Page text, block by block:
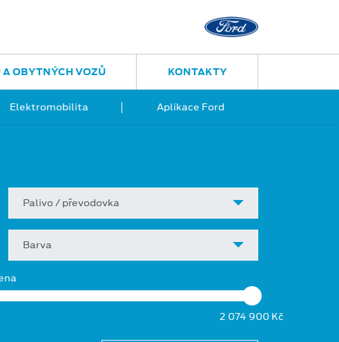
Elektromobilita Aplikace Ford
OBYTNÝCH VOZŮ KONTAKTY
Palivo / převodovka
Barva
2 074 900 Kč